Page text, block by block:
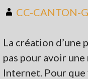
CC-CANTON-
La création
pas pour avoir
Internet. Pour que